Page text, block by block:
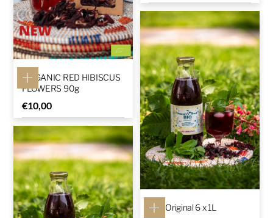
ORGANIC RED HIBISCUS
FLOWERS 90g
€10,00
The Original 6 x 1L